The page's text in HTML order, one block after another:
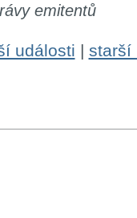
emitentů
události | starší